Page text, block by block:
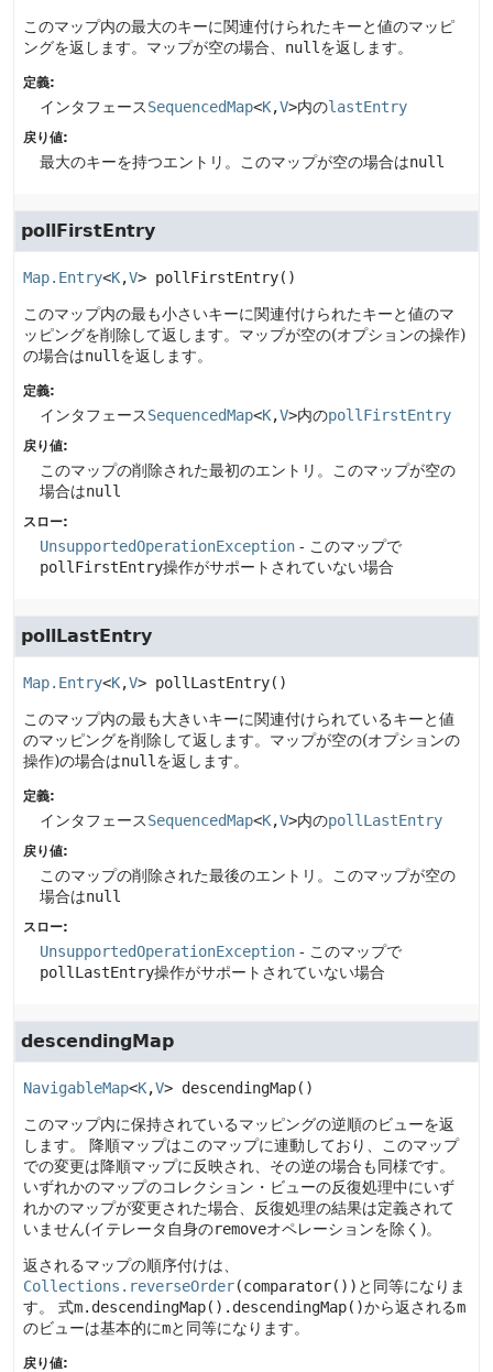
このマップ内の最大のキーに関連付けられたキーと値のマッピ
ングを返します。マップが空の場合、 null を返します。
定義:
インタフェースSequencedMap<K,V>内のlastEntry
戻り値:
最大のキーを持つエントリ。このマップが空の場合はnull
pollFirstEntry
Map.Entry<K,V> pollFirstEntry()
このマップ内の最も小さいキーに関連付けられたキーと値のマ
ッピングを削除して返します。マップが空の(オプションの操作)
の場合はnull を返します。
定義:
インタフェースSequencedMap<K,V>内のpollFirstEntry
戻り値:
このマップの削除された最初のエントリ。このマップが空の
場合はnull
スロー:
UnsupportedOperationException - このマップで
pollFirstEntry操作がサポートされていない場合
pollLastEntry
Map.Entry<K,V> pollLastEntry()
このマップ内の最も大きいキーに関連付けられているキーと値
のマッピングを削除して返します。マップが空の(オプションの
操作)の場合はnull を返します。
定義:
インタフェースSequencedMap<K,V>内のpollLastEntry
戻り値:
このマップの削除された最後のエントリ。このマップが空の
場合はnull
スロー:
UnsupportedOperationException - このマップで
pollLastEntry操作がサポートされていない場合
descendingMap
NavigableMap<K,V> descendingMap()
このマップ内に保持されているマッピングの逆順のビューを返
します。
降順マップはこのマップに連動しており、このマップ
での変更は降順マップに反映され、その逆の場合も同様です。
いずれかのマップのコレクション・ビューの反復処理中にいず
れかのマップが変更された場合、反復処理の結果は定義されて
いません(イテレータ自身のremoveオペレーションを除く)。
返されるマップの順序付けは、
Collections.reverseOrder(comparator()) と同等になりま
す。
式m.descendingMap().descendingMap()から返されるm
のビューは基本的にmと同等になります。
戻り値: